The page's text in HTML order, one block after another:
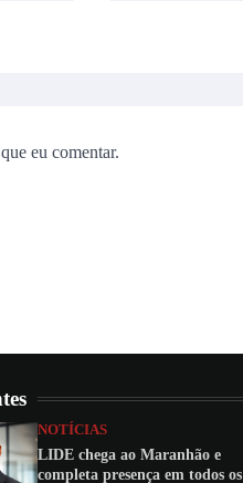
eu comentar.
NOTÍCIAS
LIDE chega ao Maranhão e
completa presença em todos os